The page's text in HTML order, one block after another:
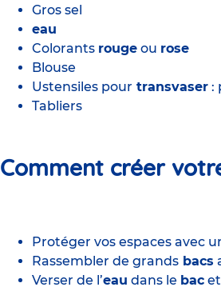
Gros sel
eau
Colorants rouge ou rose
Blouse
Ustensiles pour transvaser :
Tabliers
Comment créer
Protéger vos espaces avec
Rassembler de grands bacs
Verser de l’eau dans le bac